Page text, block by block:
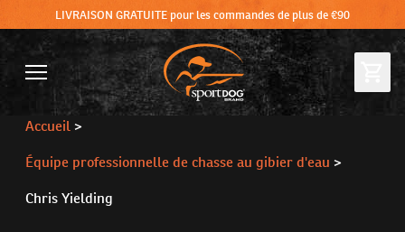
LIVRAISON GRATUITE pour les commandes de plus de €90
Accueil >
Équipe professionnelle de chasse au gibier d'eau >
Chris Yielding